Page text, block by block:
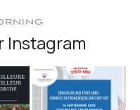
Instagram